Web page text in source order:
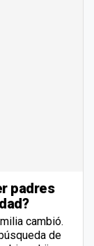
padres
cambió.
de